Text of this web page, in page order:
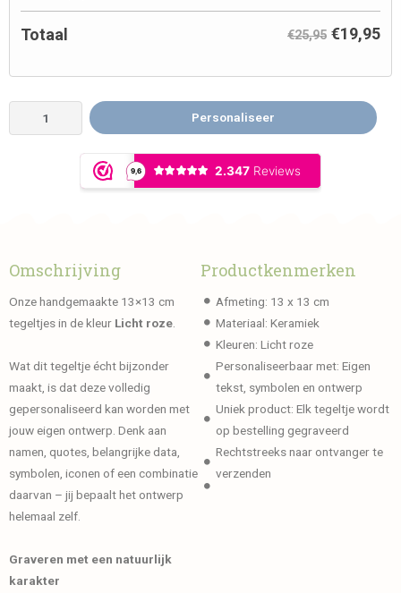
Totaal €25,95 €19,95
Personaliseer
Omschrijving
Onze handgemaakte 13×13 cm
tegeltjes in de kleur Licht roze
Wat dit tegeltje écht bijzonder
maakt, is dat deze volledig
gepersonaliseerd kan worden met
jouw eigen ontwerp. Denk aan
namen, quotes, belangrijke data,
symbolen, iconen of een combinatie
daarvan – jij bepaalt het ontwerp
helemaal zelf.
Graveren met een natuurlijk
karakter
Productkenmerken
Afmeting: 13 x 13 cm
Materiaal: Keramiek
Kleuren: Licht roze
Personaliseerbaar met: Eigen
tekst, symbolen en ontwerp
Uniek product: Elk tegeltje wordt
op bestelling gegraveerd
Rechtstreeks naar ontvanger te
verzenden